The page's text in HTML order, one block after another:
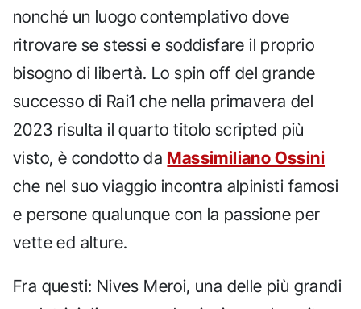
nonché un luogo contemplativo dove
ritrovare se stessi e soddisfare il proprio
bisogno di libertà. Lo spin off del grande
successo di Rai1 che nella primavera del
2023 risulta il quarto titolo scripted più
visto, è condotto da Massimiliano Ossini
che nel suo viaggio incontra alpinisti famosi
e persone qualunque con la passione per
vette ed alture.
Fra questi: Nives Meroi, una delle più grandi